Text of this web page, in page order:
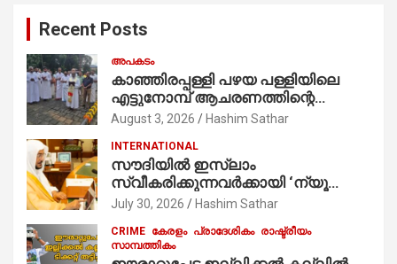
Recent Posts
അപകടം
കാഞ്ഞിരപ്പള്ളി പഴയ പള്ളിയിലെ
എട്ടുനോമ്പ് ആചരണത്തിന്റെ
ഭാഗമായുള്ള പന്തലിന്റെ കാൽനാട്ട്
കുര്യൻ താമരശ്ശേരി
നിർവഹിക്കുന്നു.
August 3, 2026 Hashim Sathar
INTERNATIONAL
സൗദിയില്‍ ഇസ്‌ലാം
സ്വീകരിക്കുന്നവര്‍ക്കായി ‘ന്യൂ
മുസ്ലിം’ ഡിജിറ്റല്‍ കാര്‍ഡ് സേവനം
July 30, 2026 Hashim Sathar
CRIME കേരളം പ്രാദേശികം രാഷ്ട്രീയം
സാമ്പത്തികം